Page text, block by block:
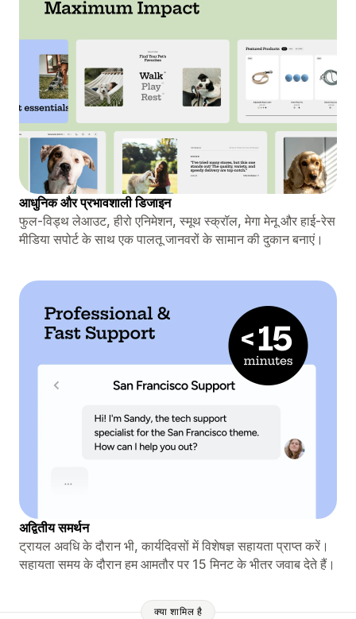
आधुनिक और प्रभावशाली डिजाइन
फुल-विड्थ लेआउट, हीरो एनिमेशन, स्मूथ स्क्रॉल, मेगा मेनू और हाई-रेस
मीडिया सपोर्ट के साथ एक पालतू जानवरों के सामान की दुकान बनाएं।
अद्वितीय समर्थन
ट्रायल अवधि के दौरान भी, कार्यदिवसों में विशेषज्ञ सहायता प्राप्त करें।
सहायता समय के दौरान हम आमतौर पर 15 मिनट के भीतर जवाब देते हैं।
क्या शामिल है